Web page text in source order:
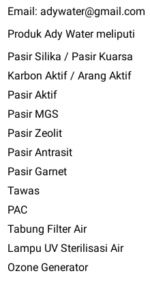
Email: adywater@gmail.com
Produk Ady Water meliputi
Pasir Silika / Pasir Kuarsa
Karbon Aktif / Arang Aktif
Pasir Aktif
Pasir MGS
Pasir Zeolit
Pasir Antrasit
Pasir Garnet
Tawas
PAC
Tabung Filter Air
Lampu UV Sterilisasi Air
Ozone Generator